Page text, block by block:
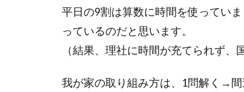
平日の9割は算数に時間を使ってい
っているのだと思います。
（結果、理社に時間が充てられず、
我が家の取り組み方は、1問解く→